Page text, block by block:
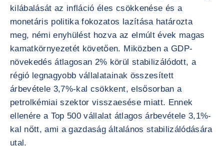
kilábalását az infláció éles csökkenése és a
monetáris politika fokozatos lazítása határozta
meg, némi enyhülést hozva az elmúlt évek magas
kamatkörnyezetét követően. Miközben a GDP-
növekedés átlagosan 2% körül stabilizálódott, a
régió legnagyobb vállalatainak összesített
árbevétele 3,7%-kal csökkent, elsősorban a
petrolkémiai szektor visszaesése miatt. Ennek
ellenére a Top 500 vállalat átlagos árbevétele 3,1%-
kal nőtt, ami a gazdaság általános stabilizálódására
utal.